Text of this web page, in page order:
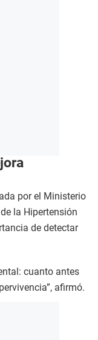
por el Ministerio
la Hipertensión
de detectar
cuanto antes
afirmó.